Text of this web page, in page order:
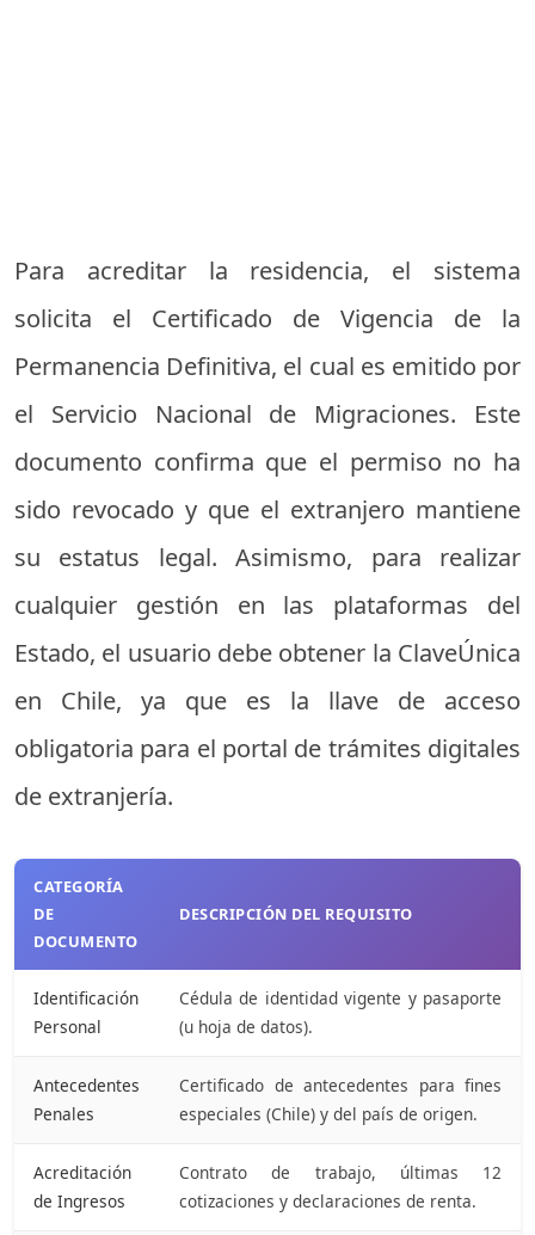
Para acreditar la residencia, el sistema
solicita el Certificado de Vigencia de la
Permanencia Definitiva, el cual es emitido por
el Servicio Nacional de Migraciones. Este
documento confirma que el permiso no ha
sido revocado y que el extranjero mantiene
su estatus legal. Asimismo, para realizar
cualquier gestión en las plataformas del
Estado, el usuario debe obtener la ClaveÚnica
en Chile, ya que es la llave de acceso
obligatoria para el portal de trámites digitales
de extranjería.
CATEGORÍA
DE
DOCUMENTO
DESCRIPCIÓN DEL REQUISITO
Identificación
Personal
Cédula de identidad vigente y pasaporte
(u hoja de datos).
Antecedentes
Penales
Certificado de antecedentes para fines
especiales (Chile) y del país de origen.
Acreditación
de Ingresos
Contrato de trabajo, últimas 12
cotizaciones y declaraciones de renta.